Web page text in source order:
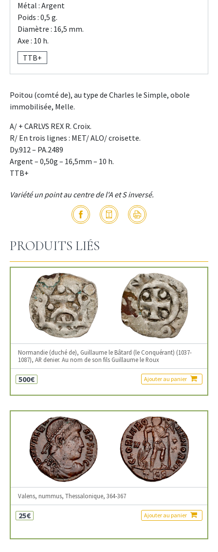
Métal : Argent
Poids : 0,5 g.
Diamètre : 16,5 mm.
Axe : 10 h.
TTB+
Poitou (comté de), au type de Charles le Simple, obole
immobilisée, Melle.
A/ + CARLVS REX R. Croix.
R/ En trois lignes : MET/ ALO/ croisette.
Dy.912 – PA.2489
Argent – 0,50g – 16,5mm – 10 h.
TTB+
Variété un point au centre de l'A et S inversé.
PRODUITS LIÉS
Normandie (duché de), Guillaume le Bâtard (le Conquérant) (1037-
1087), AR denier. Au nom de son fils Guillaume le Roux
500€ Ajouter au panier
Valens, nummus, Thessalonique, 364-367
25€ Ajouter au panier